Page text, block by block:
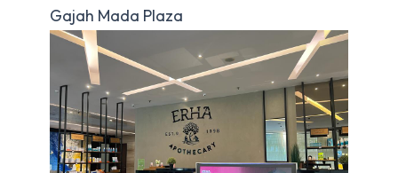
Gajah Mada Plaza